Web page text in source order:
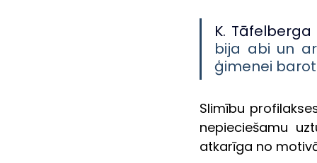
K. Tāfelberga
bija abi un
ģimenei barot
Slimību
nepieciešamu
atkarīga no